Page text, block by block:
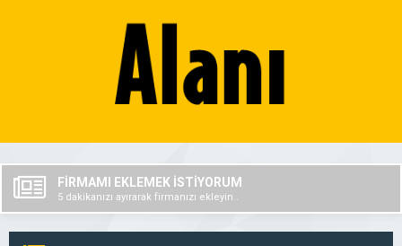
FİRMAMI EKLEMEK İSTİYORUM
5 dakikanızı ayırarak firmanızı ekleyin..